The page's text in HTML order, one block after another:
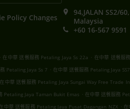
Policy Changes
94,JALAN SS2/
Malaysia
+60 16-567 9591
. 在中華 送餐服務 Petaling Jaya Ss 22a . 在中華 送餐服
Petaling Jaya Ss 7 . 在中華 送餐服務 Petaling Jaya SS7
在中華 送餐服務 Petaling Jaya Sungai Way Free Trade
Petaling Jaya Taman Bukit Emas . 在中華 送餐服務
中華 送餐服務 Petaling Jaya Pusat Dagangan NZX .